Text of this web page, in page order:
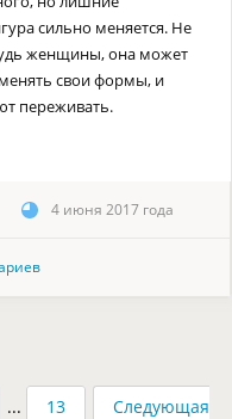
сильно меняется. Не
женщины, она может
свои формы, и
переживать.
4 июня 2017 года
... 13 Следующая